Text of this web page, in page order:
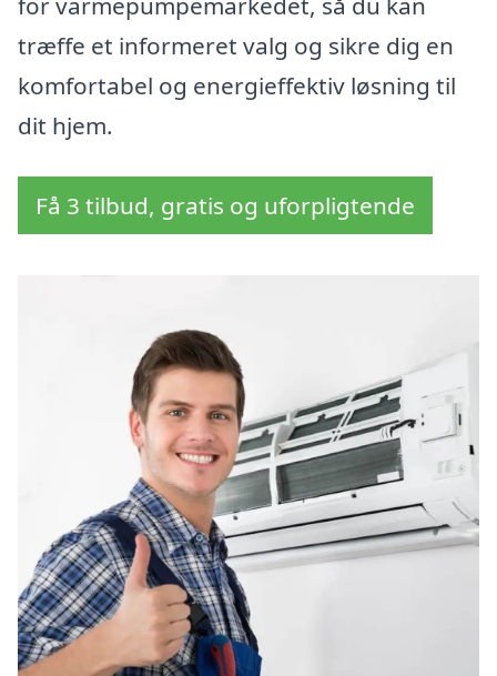
træffe et informeret valg og sikre dig en
komfortabel og energieffektiv løsning til
dit hjem.
Få 3 tilbud, gratis og uforpligtende